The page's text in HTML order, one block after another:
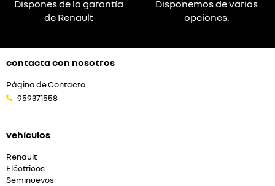
Dispones de la garantía
de Renault
Disponemos de varias
opciones.
contacta con nosotros
Página de Contacto
959371558
vehículos
Renault
Eléctricos
Seminuevos